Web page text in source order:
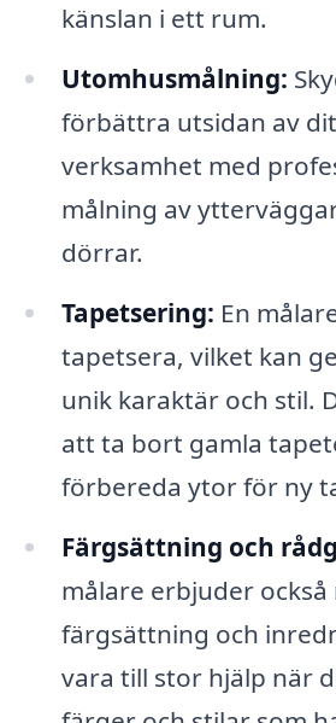
känslan i ett rum.
Utomhusmålning:
förbättra utsidan av
verksamhet med
målning av
dörrar.
Tapetsering: En
tapetsera, vilket kan
unik karaktär och stil.
att ta bort gamla
förbereda ytor för ny
Färgsättning och
målare erbjuder
färgsättning och
vara till stor hjälp när